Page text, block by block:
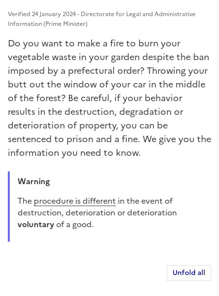
Verified 24 January 2024 - Directorate for Legal and Administrative
Information (Prime Minister)
Do you want to make a fire to burn your
vegetable waste in your garden despite the ban
imposed by a prefectural order? Throwing your
butt out the window of your car in the middle
of the forest? Be careful, if your behavior
results in the destruction, degradation or
deterioration of property, you can be
sentenced to prison and a fine. We give you the
information you need to know.
Warning
The procedure is different in the event of
destruction, deterioration or deterioration
voluntaryof a good.
Unfold all